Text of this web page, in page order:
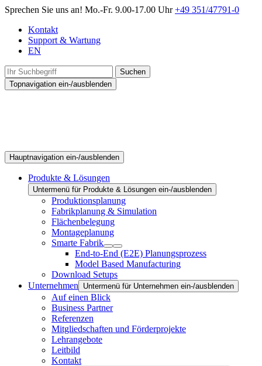
Sprechen Sie uns an! Mo.-Fr. 9.00-17.00 Uhr +49 351/47791-0
Kontakt
Support & Wartung
EN
Suchen
Topnavigation ein-/ausblenden
Hauptnavigation ein-/ausblenden
Produkte & Lösungen
Untermenü für Produkte & Lösungen ein-/ausblenden
Produktionsplanung
Fabrikplanung & Simulation
Flächenbelegung
Montageplanung
Smarte Fabrik
End-to-End (E2E) Planungsprozess
Model Based Manufacturing
Download Setups
Unternehmen
Untermenü für Unternehmen ein-/ausblenden
Auf einen Blick
Business Partner
Referenzen
Mitgliedschaften und Förderprojekte
Lehrangebote
Leitbild
Kontakt